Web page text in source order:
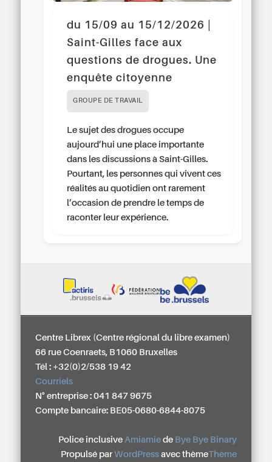
du 15/09 au 15/12/2026 |
Saint-Gilles face aux
questions de drogues. Une
enquête citoyenne
GROUPE DE TRAVAIL
Le sujet des drogues occupe
aujourd’hui une place importante
dans les discussions à Saint-Gilles.
Pourtant, les personnes qui vivent ces
réalités au quotidien ont rarement
l’occasion de prendre le temps de
raconter leur expérience.
Centre Librex (Centre régional du libre examen)
66 rue Coenraets, B1060 Bruxelles
Tél : +32(0)2/538 19 42
Courriels
N° entreprise : 041 847 9675
Compte bancaire: BE05-0680-6844-8075
Police inclusive Amiamiede Bye Bye Binary
Propulsé par WordPressavec thèmeThème